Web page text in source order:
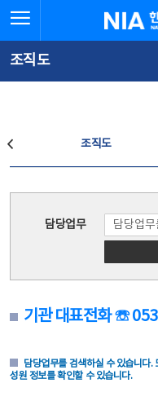
문
로
가
체
뉴
바
가
한국지능
조직도
조직도
담당업무
기관 대표전화 ☏
담당업무를 검색하실 수 있습니다.
성원 정보를 확인할 수 있습니다.